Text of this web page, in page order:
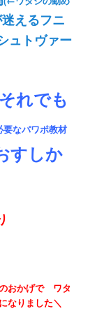
えるフニ
ュトヴァー
それでも
なパワポ教材
すしか
おかげで ワタ
なりました＼